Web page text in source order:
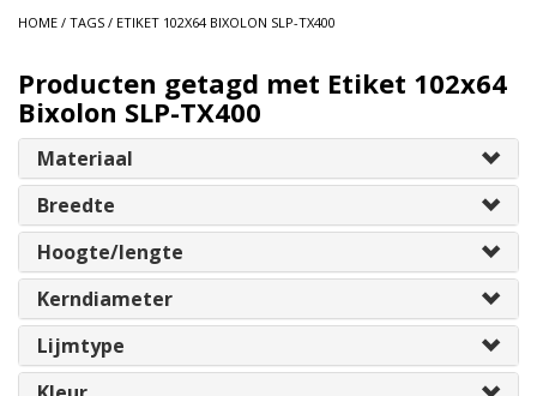
HOME / TAGS / ETIKET 102X64 BIXOLON SLP-TX400
Producten getagd met Etiket 102x64
Bixolon SLP-TX400
Materiaal
Breedte
Hoogte/lengte
Kerndiameter
Lijmtype